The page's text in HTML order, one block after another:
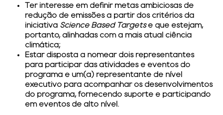
Ter interesse em definir metas ambiciosas de
redução de emissões a partir dos critérios da
iniciativa Science Based Targetse que estejam,
portanto, alinhadas com a mais atual ciência
climática;
Estar disposta a nomear dois representantes
para participar das atividades e eventos do
programa e um(a) representante de nível
executivo para acompanhar os desenvolvimentos
do programa, fornecendo suporte e participando
em eventos de alto nível.